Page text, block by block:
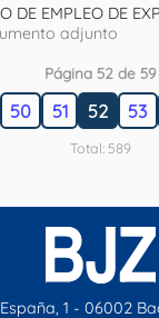
DE EMPLEO DE
adjunto
Página 52 de 59
50 51 52 53
Total: 589
1 - 06002